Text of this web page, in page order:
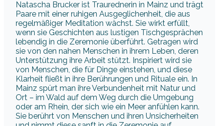
Unterstützung ihre Arbeit stützt. Inspiriert wird sie
von Menschen, die für Dinge einstehen, und diese
Klarheit fließt in ihre Berührungen und Rituale ein. In
Mainz spürt man ihre Verbundenheit mit Natur und
Ort – im Wald auf dem Weg durch die Umgebung
oder am Rhein, der sich wie ein Meer anfühlen kann.
Sie berührt von Menschen und ihren Unsicherheiten
und nimmt diese sanft in die Zeremonie auf.
Ausgelassen wird sie bei ungeplanten Barnächten,
wenn Musik und Lachen die Luft erfüllen und eine
Trauung zu einer lebendigen Feier machen. Sie ist
fasziniert vom Leben und von den ausgelebten
Talenten der Paare, die sie begleitet, und macht